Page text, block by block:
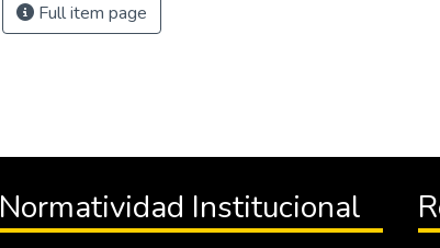
Full item page
Normatividad Institucional